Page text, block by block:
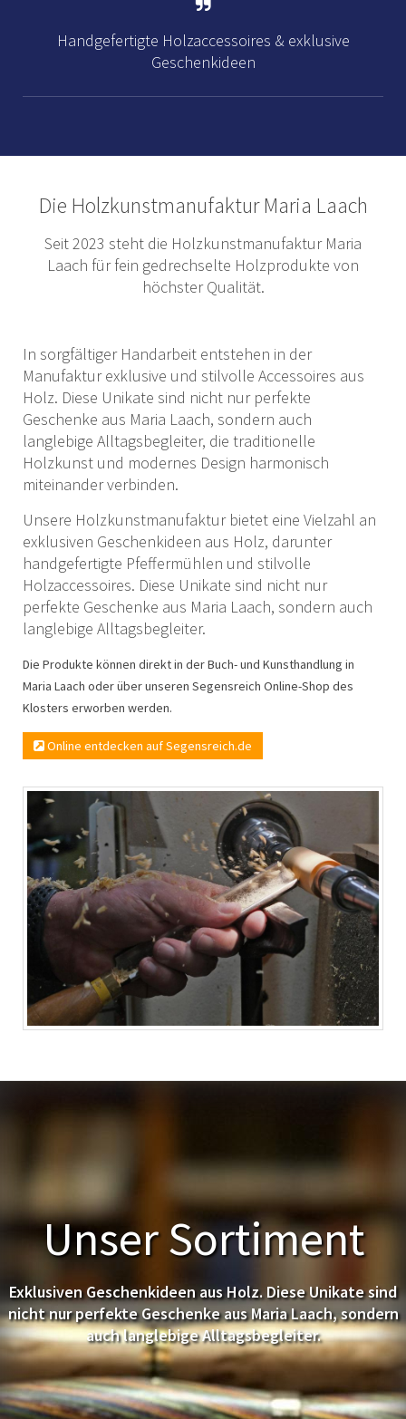
Handgefertigte Holzaccessoires & exklusive
Geschenkideen
Die Holzkunstmanufaktur Maria Laach
Seit 2023 steht die Holzkunstmanufaktur Maria
Laach für fein gedrechselte Holzprodukte von
höchster Qualität.
In sorgfältiger Handarbeit entstehen in der
Manufaktur exklusive und stilvolle Accessoires aus
Holz. Diese Unikate sind nicht nur perfekte
Geschenke aus Maria Laach, sondern auch
langlebige Alltagsbegleiter, die traditionelle
Holzkunst und modernes Design harmonisch
miteinander verbinden.
Unsere Holzkunstmanufaktur bietet eine Vielzahl an
exklusiven Geschenkideen aus Holz, darunter
handgefertigte Pfeffermühlen und stilvolle
Holzaccessoires. Diese Unikate sind nicht nur
perfekte Geschenke aus Maria Laach, sondern auch
langlebige Alltagsbegleiter.
Die Produkte können direkt in der Buch- und Kunsthandlung in
Maria Laach oder über unseren Segensreich Online-Shop des
Klosters erworben werden.
Online entdecken auf Segensreich.de
Unser Sortiment
Exklusiven Geschenkideen aus Holz. Diese Unikate sind
nicht nur perfekte Geschenke aus Maria Laach, sondern
auch langlebige Alltagsbegleiter.